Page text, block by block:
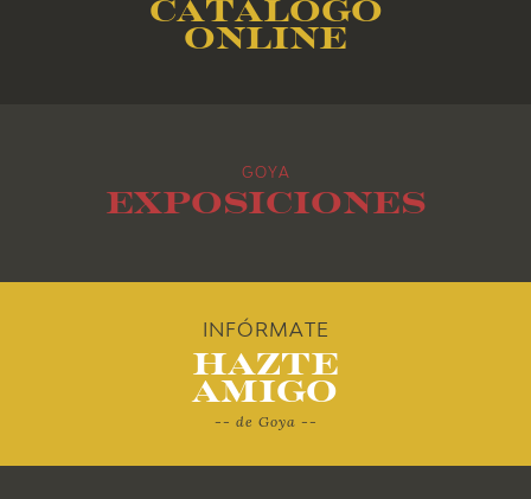
2012
Catálogo
online
GOYA
Exposiciones
INFÓRMATE
Hazte
Amigo
-- de Goya --